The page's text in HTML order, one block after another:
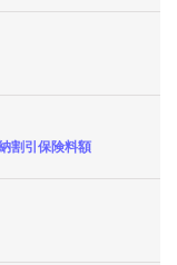
割引保険料額